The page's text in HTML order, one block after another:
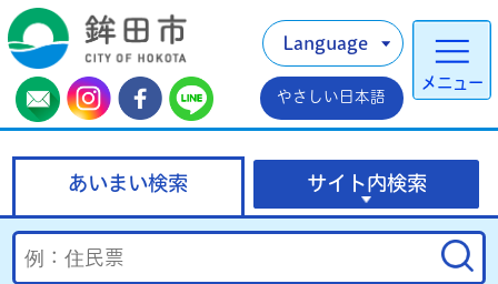
メニュー
Language
やさしい日本語
あいまい検索 サイト内検索